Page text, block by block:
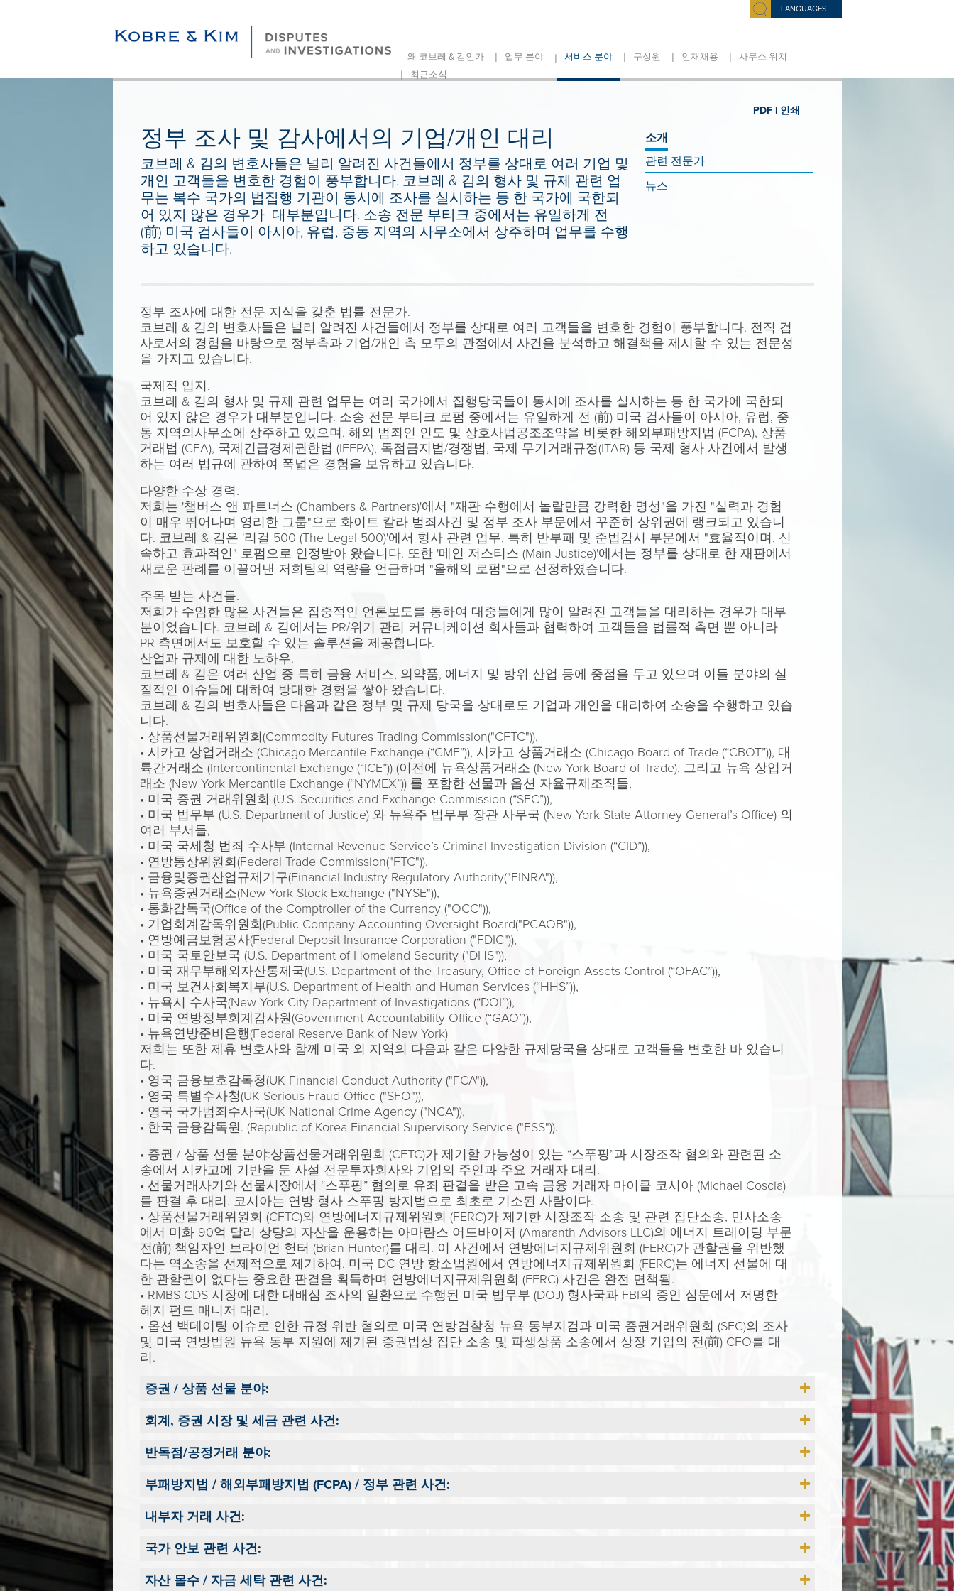
LANGUAGES
왜 코브레 & 김인가 | 업무 분야 | 서비스 분야 | 구성원 | 인재채용 | 사무소 위치
| 최근소식
인쇄
PDF |
정부 조사 및 감사에서의 기업/개인 대리
코브레 & 김의 변호사들은 널리 알려진 사건들에서 정부를 상대로 여러 기업 및
개인 고객들을 변호한 경험이 풍부합니다. 코브레 & 김의 형사 및 규제 관련 업
무는 복수 국가의 법집행 기관이 동시에 조사를 실시하는 등 한 국가에 국한되
어 있지 않은 경우가 대부분입니다. 소송 전문 부티크 중에서는 유일하게 전
(前) 미국 검사들이 아시아, 유럽, 중동 지역의 사무소에서 상주하며 업무를 수행
하고 있습니다.
소개
관련 전문가
뉴스
정부 조사에 대한 전문 지식을 갖춘 법률 전문가.
코브레 & 김의 변호사들은 널리 알려진 사건들에서 정부를 상대로 여러 고객들을 변호한 경험이 풍부합니다. 전직 검
사로서의 경험을 바탕으로 정부측과 기업/개인 측 모두의 관점에서 사건을 분석하고 해결책을 제시할 수 있는 전문성
을 가지고 있습니다.
국제적 입지.
코브레 & 김의 형사 및 규제 관련 업무는 여러 국가에서 집행당국들이 동시에 조사를 실시하는 등 한 국가에 국한되
어 있지 않은 경우가 대부분입니다. 소송 전문 부티크 로펌 중에서는 유일하게 전 (前) 미국 검사들이 아시아, 유럽, 중
동 지역의사무소에 상주하고 있으며, 해외 범죄인 인도 및 상호사법공조조약을 비롯한 해외부패방지법 (FCPA), 상품
거래법 (CEA), 국제긴급경제권한법 (IEEPA), 독점금지법/경쟁법, 국제 무기거래규정(ITAR) 등 국제 형사 사건에서 발생
하는 여러 법규에 관하여 폭넓은 경험을 보유하고 있습니다.
다양한 수상 경력.
저희는 '챔버스 앤 파트너스 (Chambers & Partners)'에서 "재판 수행에서 놀랄만큼 강력한 명성"을 가진 "실력과 경험
이 매우 뛰어나며 영리한 그룹"으로 화이트 칼라 범죄사건 및 정부 조사 부문에서 꾸준히 상위권에 랭크되고 있습니
다. 코브레 & 김은 '리걸 500 (The Legal 500)'에서 형사 관련 업무, 특히 반부패 및 준법감시 부문에서 "효율적이며, 신
속하고 효과적인" 로펌으로 인정받아 왔습니다. 또한 '메인 저스티스 (Main Justice)'에서는 정부를 상대로 한 재판에서
새로운 판례를 이끌어낸 저희팀의 역량을 언급하며 "올해의 로펌"으로 선정하였습니다.
주목 받는 사건들.
저희가 수임한 많은 사건들은 집중적인 언론보도를 통하여 대중들에게 많이 알려진 고객들을 대리하는 경우가 대부
분이었습니다. 코브레 & 김에서는 PR/위기 관리 커뮤니케이션 회사들과 협력하여 고객들을 법률적 측면 뿐 아니라
PR 측면에서도 보호할 수 있는 솔루션을 제공합니다.
산업과 규제에 대한 노하우.
코브레 & 김은 여러 산업 중 특히 금융 서비스, 의약품, 에너지 및 방위 산업 등에 중점을 두고 있으며 이들 분야의 실
질적인 이슈들에 대하여 방대한 경험을 쌓아 왔습니다.
코브레 & 김의 변호사들은 다음과 같은 정부 및 규제 당국을 상대로도 기업과 개인을 대리하여 소송을 수행하고 있습
니다.
• 상품선물거래위원회(Commodity Futures Trading Commission("CFTC")),
• 시카고 상업거래소 (Chicago Mercantile Exchange (“CME”)), 시카고 상품거래소 (Chicago Board of Trade (“CBOT”)), 대
륙간거래소 (Intercontinental Exchange (“ICE”)) (이전에 뉴욕상품거래소 (New York Board of Trade), 그리고 뉴욕 상업거
래소 (New York Mercantile Exchange (“NYMEX”)) 를 포함한 선물과 옵션 자율규제조직들,
• 미국 증권 거래위원회 (U.S. Securities and Exchange Commission (“SEC”)),
• 미국 법무부 (U.S. Department of Justice) 와 뉴욕주 법무부 장관 사무국 (New York State Attorney General’s Office) 의
여러 부서들,
• 미국 국세청 법죄 수사부 (Internal Revenue Service’s Criminal Investigation Division (“CID”)),
• 연방통상위원회(Federal Trade Commission("FTC")),
• 금융및증권산업규제기구(Financial Industry Regulatory Authority("FINRA")),
• 뉴욕증권거래소(New York Stock Exchange ("NYSE")),
• 통화감독국(Office of the Comptroller of the Currency ("OCC")),
• 기업회계감독위원회(Public Company Accounting Oversight Board("PCAOB")),
• 연방예금보험공사(Federal Deposit Insurance Corporation ("FDIC")),
• 미국 국토안보국 (U.S. Department of Homeland Security ("DHS")),
• 미국 재무부해외자산통제국(U.S. Department of the Treasury, Office of Foreign Assets Control (“OFAC”)),
• 미국 보건사회복지부(U.S. Department of Health and Human Services (“HHS”)),
• 뉴욕시 수사국(New York City Department of Investigations (“DOI”)),
• 미국 연방정부회계감사원(Government Accountability Office (“GAO”)),
• 뉴욕연방준비은행(Federal Reserve Bank of New York)
저희는 또한 제휴 변호사와 함께 미국 외 지역의 다음과 같은 다양한 규제당국을 상대로 고객들을 변호한 바 있습니
다.
• 영국 금융보호감독청(UK Financial Conduct Authority ("FCA")),
• 영국 특별수사청(UK Serious Fraud Office ("SFO")),
• 영국 국가범죄수사국(UK National Crime Agency ("NCA")),
• 한국 금융감독원. (Republic of Korea Financial Supervisory Service ("FSS")).
• 증권 / 상품 선물 분야:상품선물거래위원회 (CFTC)가 제기할 가능성이 있는 “스푸핑”과 시장조작 혐의와 관련된 소
송에서 시카고에 기반을 둔 사설 전문투자회사와 기업의 주인과 주요 거래자 대리.
• 선물거래사기와 선물시장에서 “스푸핑” 혐의로 유죄 판결을 받은 고속 금융 거래자 마이클 코시아 (Michael Coscia)
를 판결 후 대리. 코시아는 연방 형사 스푸핑 방지법으로 최초로 기소된 사람이다.
• 상품선물거래위원회 (CFTC)와 연방에너지규제위원회 (FERC)가 제기한 시장조작 소송 및 관련 집단소송, 민사소송
에서 미화 90억 달러 상당의 자산을 운용하는 아마란스 어드바이저 (Amaranth Advisors LLC)의 에너지 트레이딩 부문
전(前) 책임자인 브라이언 헌터 (Brian Hunter)를 대리. 이 사건에서 연방에너지규제위원회 (FERC)가 관할권을 위반했
다는 역소송을 선제적으로 제기하여, 미국 DC 연방 항소법원에서 연방에너지규제위원회 (FERC)는 에너지 선물에 대
한 관할권이 없다는 중요한 판결을 획득하며 연방에너지규제위원회 (FERC) 사건은 완전 면책됨.
• RMBS CDS 시장에 대한 대배심 조사의 일환으로 수행된 미국 법무부 (DOJ) 형사국과 FBI의 증인 심문에서 저명한
헤지 펀드 매니저 대리.
• 옵션 백데이팅 이슈로 인한 규정 위반 혐의로 미국 연방검찰청 뉴욕 동부지검과 미국 증권거래위원회 (SEC)의 조사
및 미국 연방법원 뉴욕 동부 지원에 제기된 증권법상 집단 소송 및 파생상품 소송에서 상장 기업의 전(前) CFO를 대
리.
증권 / 상품 선물 분야:
회계, 증권 시장 및 세금 관련 사건:
반독점/공정거래 분야:
부패방지법 / 해외부패방지법 (FCPA) / 정부 관련 사건:
내부자 거래 사건:
국가 안보 관련 사건:
자산 몰수 / 자금 세탁 관련 사건: